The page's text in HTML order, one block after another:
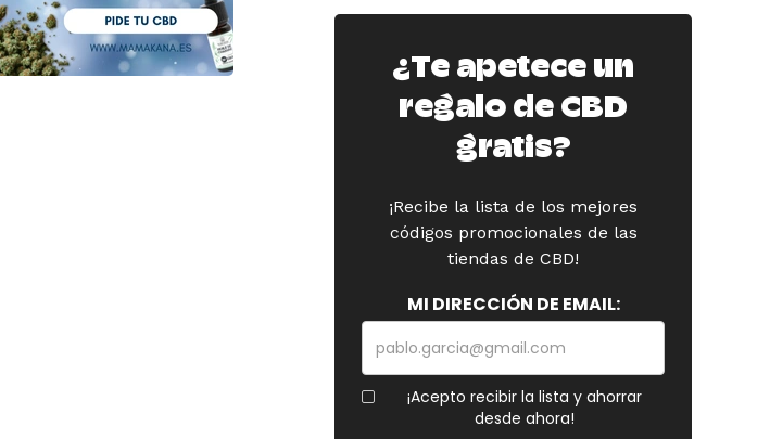
¿Te apetece un
regalo de CBD
gratis?
¡Recibe la lista de los mejores
códigos promocionales de las
tiendas de CBD!
MI DIRECCIÓN DE EMAIL:
¡Acepto recibir la lista y ahorrar
desde ahora!